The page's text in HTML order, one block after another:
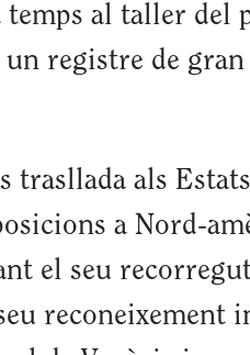
al taller del
registre de
trasllada als
a Nord-
el seu
reconeixement